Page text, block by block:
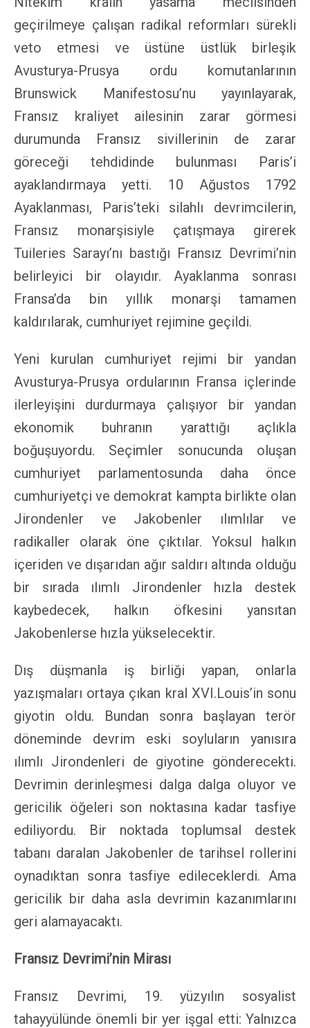
geçirilmeye çalışan radikal reformları sürekli
veto etmesi ve üstüne üstlük birleşik
Avusturya-Prusya ordu komutanlarının
Brunswick Manifestosu’nu yayınlayarak,
Fransız kraliyet ailesinin zarar görmesi
durumunda Fransız sivillerinin de zarar
göreceği tehdidinde bulunması Paris’i
ayaklandırmaya yetti. 10 Ağustos 1792
Ayaklanması, Paris’teki silahlı devrimcilerin,
Fransız monarşisiyle çatışmaya girerek
Tuileries Sarayı’nı bastığı Fransız Devrimi’nin
belirleyici bir olayıdır. Ayaklanma sonrası
Fransa’da bin yıllık monarşi tamamen
kaldırılarak, cumhuriyet rejimine geçildi.
Yeni kurulan cumhuriyet rejimi bir yandan
Avusturya-Prusya ordularının Fransa içlerinde
ilerleyişini durdurmaya çalışıyor bir yandan
ekonomik buhranın yarattığı açlıkla
boğuşuyordu. Seçimler sonucunda oluşan
cumhuriyet parlamentosunda daha önce
cumhuriyetçi ve demokrat kampta birlikte olan
Jirondenler ve Jakobenler ılımlılar ve
radikaller olarak öne çıktılar. Yoksul halkın
içeriden ve dışarıdan ağır saldırı altında olduğu
bir sırada ılımlı Jirondenler hızla destek
kaybedecek, halkın öfkesini yansıtan
Jakobenlerse hızla yükselecektir.
Dış düşmanla iş birliği yapan, onlarla
yazışmaları ortaya çıkan kral XVI.Louis’in sonu
giyotin oldu. Bundan sonra başlayan terör
döneminde devrim eski soyluların yanısıra
ılımlı Jirondenleri de giyotine gönderecekti.
Devrimin derinleşmesi dalga dalga oluyor ve
gericilik öğeleri son noktasına kadar tasfiye
ediliyordu. Bir noktada toplumsal destek
tabanı daralan Jakobenler de tarihsel rollerini
oynadıktan sonra tasfiye edileceklerdi. Ama
gericilik bir daha asla devrimin kazanımlarını
geri alamayacaktı.
Fransız Devrimi’nin Mirası
Fransız Devrimi, 19. yüzyılın sosyalist
tahayyülünde önemli bir yer işgal etti: Yalnızca